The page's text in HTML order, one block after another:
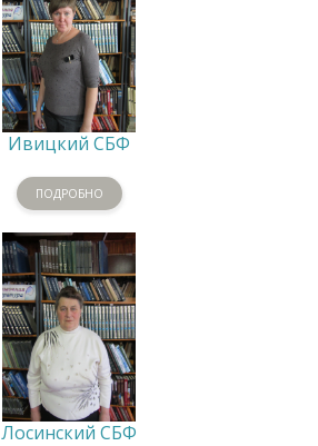
Ивицкий СБФ
ПОДРОБНО
Лосинский СБФ